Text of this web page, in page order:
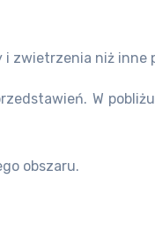
i zwietrzenia niż
W
obszaru.